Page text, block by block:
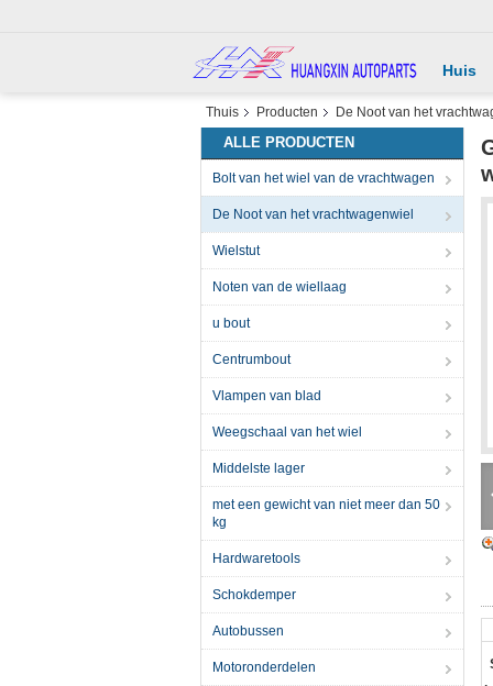
Huis
Thuis Producten De Noot van het
ALLE PRODUCTEN
Bolt van het wiel van de vrachtwagen
De Noot van het vrachtwagenwiel
Wielstut
Noten van de wiellaag
u bout
Centrumbout
Vlampen van blad
Weegschaal van het wiel
Middelste lager
met een gewicht van niet meer dan 50
kg
Hardwaretools
Schokdemper
Autobussen
Motoronderdelen